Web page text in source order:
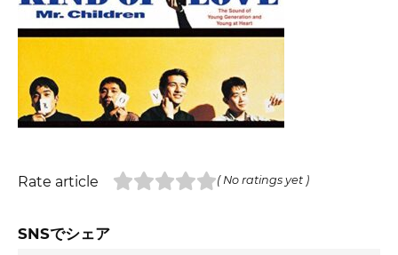
Rate article ( No ratings yet )
SNSでシェア